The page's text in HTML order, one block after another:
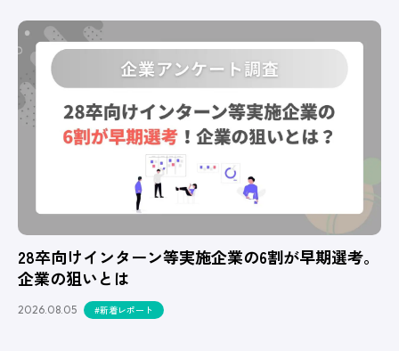
28卒向けインターン等実施企業の6割が早期選考。
企業の狙いとは
2026.08.05 #新着レポート